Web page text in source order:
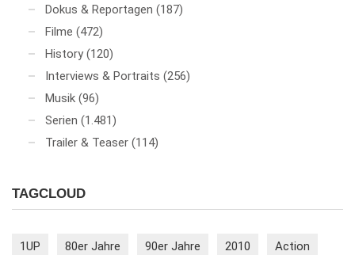
Dokus & Reportagen (187)
Filme (472)
History (120)
Interviews & Portraits (256)
Musik (96)
Serien (1.481)
Trailer & Teaser (114)
TAGCLOUD
1UP 80er Jahre 90er Jahre 2010 Action